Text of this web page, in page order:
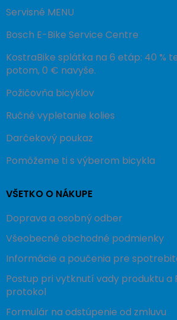
Servisné MENU
Bosch E-Bike Service Centre
KostraBike splátka na 6 etáp: 40 %
potom, 0 € navyše.
Požičovňa bicyklov
Ručné vypletanie kolies
Darčekový poukaz
Pomôžeme ti s výberom bicykla
VŠETKO O NÁKUPE
Doprava a osobný odber
Všeobecné obchodné podmienky
Informácie a poučenia pre
Postup pri vytknutí vady produktu a
protokol
Formulár na odstúpenie od zmluvu